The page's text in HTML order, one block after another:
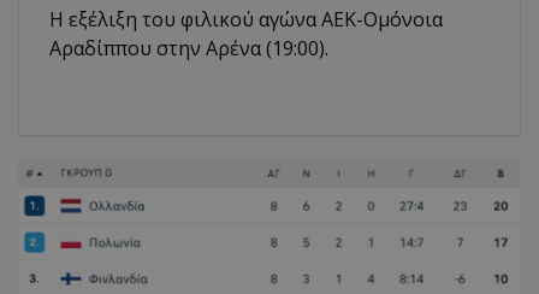
Η εξέλιξη του φιλικού αγώνα ΑΕΚ-Ομόνοια
Αραδίππου στην Αρένα (19:00).